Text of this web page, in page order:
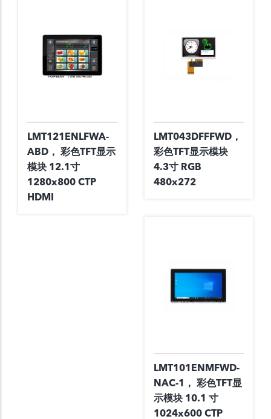
LMT121ENLFWA-
ABD， 彩色TFT显示
模块 12.1寸
1280x800 CTP
HDMI
LMT043DFFFWD，
彩色TFT显示模块
4.3寸 RGB
480x272
LMT101ENMFWD-
NAC-1， 彩色TFT显
示模块 10.1 寸
1024x600 CTP